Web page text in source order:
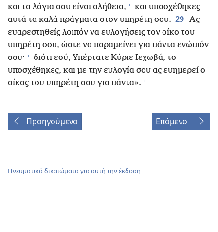
και τα λόγια σου είναι αλήθεια, + και υποσχέθηκες
αυτά τα καλά πράγματα στον υπηρέτη σου. 29 Ας
ευαρεστηθείς λοιπόν να ευλογήσεις τον οίκο του
υπηρέτη σου, ώστε να παραμείνει για πάντα ενώπιόν
σου· + διότι εσύ, Υπέρτατε Κύριε Ιεχωβά, το
υποσχέθηκες, και με την ευλογία σου ας ευημερεί ο
οίκος του υπηρέτη σου για πάντα». +
Προηγούμενο Επόμενο
Πνευματικά δικαιώματα για αυτή την έκδοση